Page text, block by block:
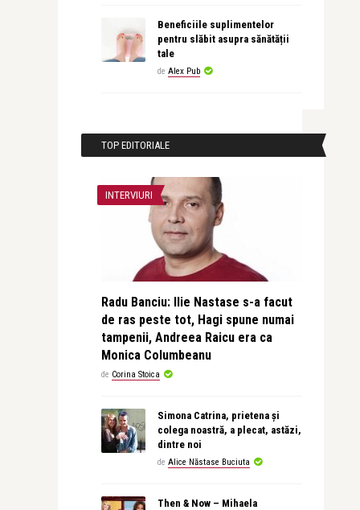
Beneficiile suplimentelor
pentru slăbit asupra sănătății
tale
de Alex Pub
TOP EDITORIALE
INTERVIURI
Radu Banciu: Ilie Nastase s-a facut
de ras peste tot, Hagi spune numai
tampenii, Andreea Raicu era ca
Monica Columbeanu
de Corina Stoica
Simona Catrina, prietena și
colega noastră, a plecat, astăzi,
dintre noi
de Alice Năstase Buciuta
Then & Now – Mihaela